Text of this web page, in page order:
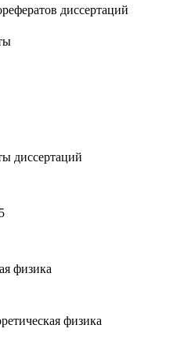
диссертаций
диссертаций
физика
физика